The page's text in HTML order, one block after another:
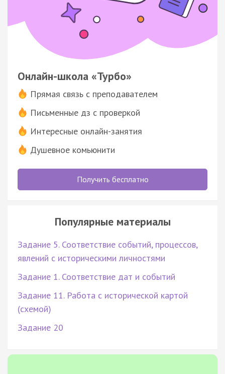
Онлайн-школа «Турбо»
Прямая связь с преподавателем
Письменные дз с проверкой
Интересные онлайн-занятия
Душевное комьюнити
Получить бесплатно
Популярные материалы
Задание 5. Соответствие событий, процессов,
явлений с историческими личностями
Задание 1. Соответствие дат и событий
Задание 11. Работа с исторической картой
(схемой)
Задание 20